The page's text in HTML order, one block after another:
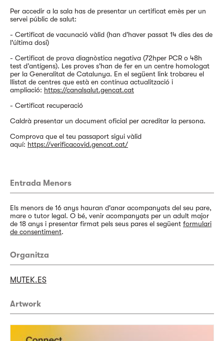
Per accedir a la sala has de presentar un certificat emès per un
servei públic de salut:
- Certificat de vacunació vàlid (han d'haver passat 14 dies des de
l'última dosi)
- Certificat de prova diagnòstica negativa (72hper PCR o 48h
test d’antígens). Les proves s'han de fer en un centre homologat
per la Generalitat de Catalunya. En el següent link trobareu el
llistat de centres que està en contínua actualització i
ampliació: https://canalsalut.gencat.cat
- Certificat recuperació
Caldrà presentar un document oficial per acreditar la persona.
Comprova que el teu passaport sigui vàlid
aquí: https://verificacovid.gencat.cat/
Entrada Menors
Els menors de 16 anys hauran d'anar acompanyats del seu pare,
mare o tutor legal. O bé, venir acompanyats per un adult major
de 18 anys i presentar firmat pels seus pares el següent formulari
de consentiment.
Organitza
MUTEK.ES
Artwork